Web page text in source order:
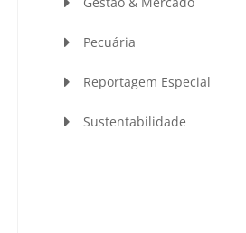
Pecuária
Reportagem Especial
Sustentabilidade